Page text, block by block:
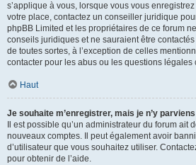
s’applique à vous, lorsque vous vous
votre place, contactez un conseiller juridique
phpBB Limited et les propriétaires de ce forum
conseils juridiques et ne sauraient être
de toutes sortes, à l’exception de celles
contacter pour les abus ou les questions légales
Haut
Je souhaite m’enregistrer, mais je n’y
Il est possible qu’un administrateur du forum ait
nouveaux comptes. Il peut également avoir
d’utilisateur que vous souhaitez utiliser.
pour obtenir de l’aide.